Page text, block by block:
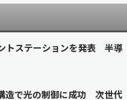
トステーションを発表 半導
造で光の制御に成功 次世代